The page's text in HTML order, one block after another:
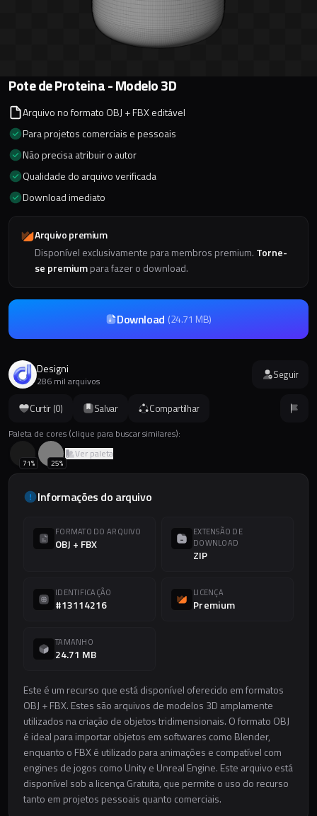
Curtir (0) Salvar Compartilhar
Paleta de cores (clique para buscar similares):
71% 25%
Ver paleta
Informações do arquivo
FORMATO DO ARQUIVO
OBJ + FBX
EXTENSÃO DE
DOWNLOAD
ZIP
IDENTIFICAÇÃO
#13114216
LICENÇA
Premium
TAMANHO
24.71 MB
Este é um recurso que está disponível oferecido em formatos
OBJ + FBX. Estes são arquivos de modelos 3D amplamente
utilizados na criação de objetos tridimensionais. O formato OBJ
é ideal para importar objetos em softwares como Blender,
enquanto o FBX é utilizado para animações e compatível com
engines de jogos como Unity e Unreal Engine. Este arquivo está
disponível sob a licença Gratuita, que permite o uso do recurso
tanto em projetos pessoais quanto comerciais.
Pote de Proteina - Modelo 3D
Arquivo no formato OBJ + FBX editável
Para projetos comerciais e pessoais
Não precisa atribuir o autor
Qualidade do arquivo verificada
Download imediato
Arquivo premium
Disponível exclusivamente para membros premium. Torne-
se premiumpara fazer o download.
Download (24.71 MB)
Designi
286 mil arquivos Seguir